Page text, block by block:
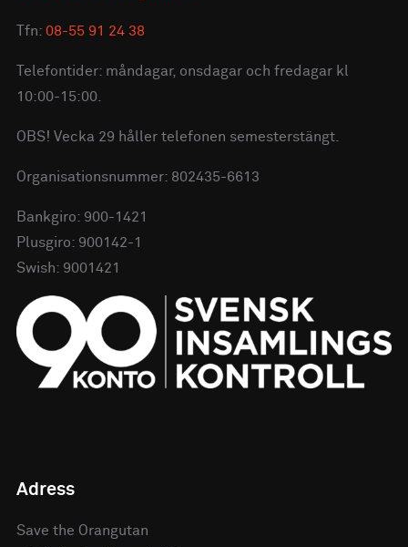
Tfn: 08-55 91 24 38
Telefontider: måndagar, onsdagar och fredagar kl
10:00-15:00.
OBS! Vecka 29 håller telefonen semesterstängt.
Organisationsnummer: 802435-6613
Bankgiro: 900-1421
Plusgiro: 900142-1
Swish: 9001421
Adress
Save the Orangutan